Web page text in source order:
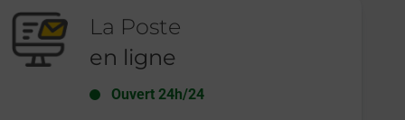
La Poste
en ligne
Ouvert 24h/24